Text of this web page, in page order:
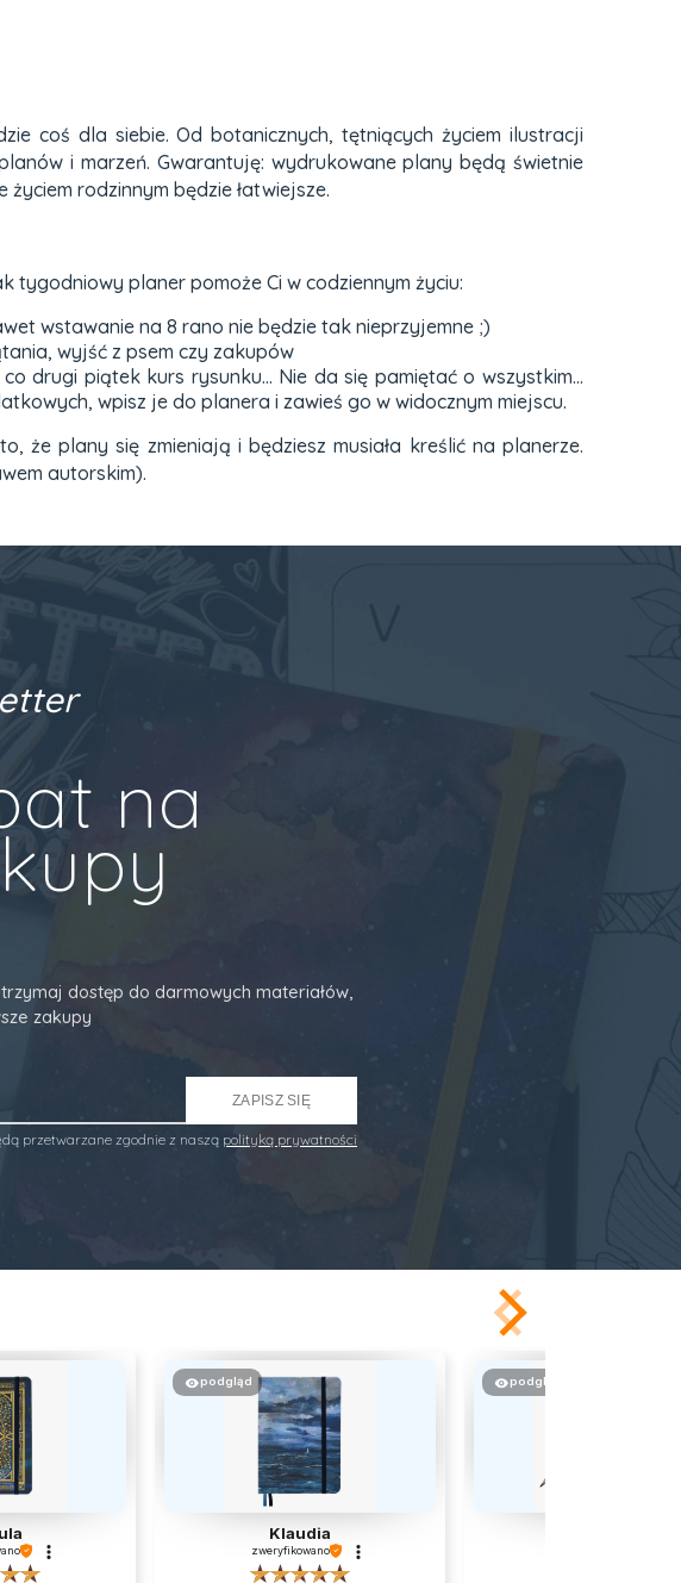
coś dla siebie. Od botanicznych, tętniących życiem ilustracji
i marzeń. Gwarantuję: wydrukowane plany będą świetnie
rodzinnym będzie łatwiejsze.
tygodniowy planer pomoże Ci w codziennym życiu:
wstawanie na 8 rano nie będzie tak nieprzyjemne ;)
wyjść z psem czy zakupów
drugi piątek kurs rysunku... Nie da się pamiętać o wszystkim...
wpisz je do planera i zawieś go w widocznym miejscu.
że plany się zmieniają i będziesz musiała kreślić na planerze.
autorskim).
na
dostęp do darmowych materiałów,
zakupy
ZAPISZ SIĘ
przetwarzane zgodnie z naszą polityką prywatności
podgląd
Klaudia
zweryfikowano
podgląd